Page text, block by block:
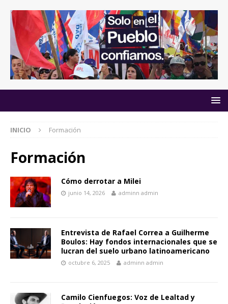
INICIO Formación
Formación
Cómo derrotar a Milei
junio 14, 2026 adminn admin
Entrevista de Rafael Correa a Guilherme
Boulos: Hay fondos internacionales que se
lucran del suelo urbano latinoamericano
octubre 6, 2025 adminn admin
Camilo Cienfuegos: Voz de Lealtad y